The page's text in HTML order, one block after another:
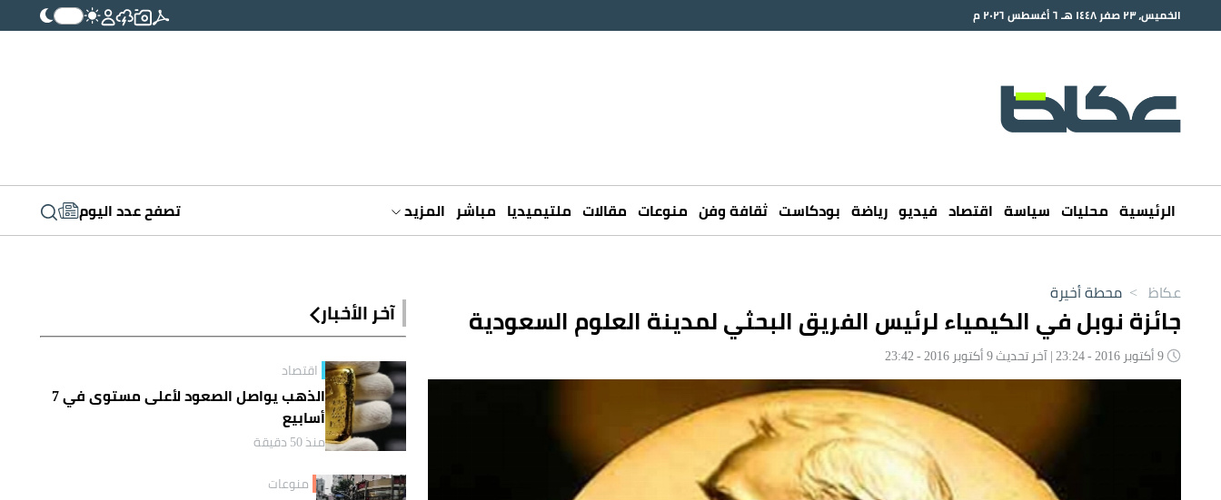
الخميس، ٢٣ صفر ١٤٤٨ هـ ٦ أغسطس ٢٠٢٦ م
الرئيسية محليات سياسة اقتصاد فيديو رياضة بودكاست ثقافة وفن منوعات مقالات ملتيميديا مباشر المزيد تصفح عدد اليوم
عكاظ > محطة أخيرة
جائزة نوبل في الكيمياء لرئيس الفريق البحثي لمدينة العلوم السعودية آخر الأخبار
اقتصاد
الذهب يواصل الصعود لأعلى مستوى في 7
أسابيع
منذ 50 دقيقة
منوعات